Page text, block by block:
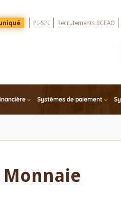
PI-SPI Recrutements BCEAO
Systèmes de paiement